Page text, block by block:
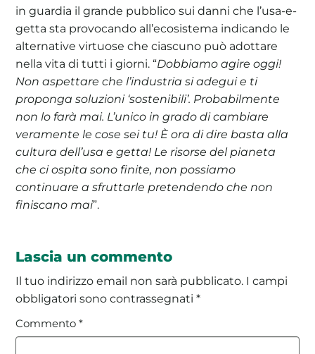
in guardia il grande pubblico sui danni che l’usa-e-
getta sta provocando all’ecosistema indicando le
alternative virtuose che ciascuno può adottare
nella vita di tutti i giorni. “Dobbiamo agire oggi!
Non aspettare che l’industria si adegui e ti
proponga soluzioni ‘sostenibili’. Probabilmente
non lo farà mai. L’unico in grado di cambiare
veramente le cose sei tu! È ora di dire basta alla
cultura dell’usa e getta! Le risorse del pianeta
che ci ospita sono finite, non possiamo
continuare a sfruttarle pretendendo che non
finiscano mai”.
Lascia un commento
Il tuo indirizzo email non sarà pubblicato. I campi
obbligatori sono contrassegnati*
Commento*